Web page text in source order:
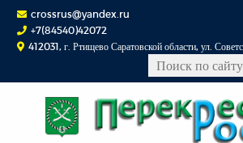
crossrus@yandex.ru
+7(84540)42072
412031, г. Ртищево Саратовской области, ул.